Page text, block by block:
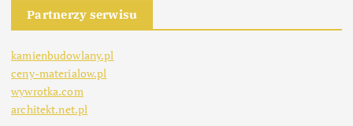
Partnerzy serwisu
kamienbudowlany.pl
ceny-materialow.pl
wywrotka.com
architekt.net.pl